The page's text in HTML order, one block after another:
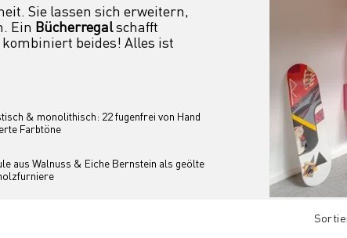
Sie lassen sich erweitern,
Ein Bücherregal schafft
kombiniert beides! Alles ist
& monolithisch: 22 fugenfrei von Hand
Farbtöne
aus Walnuss & Eiche Bernstein als geölte